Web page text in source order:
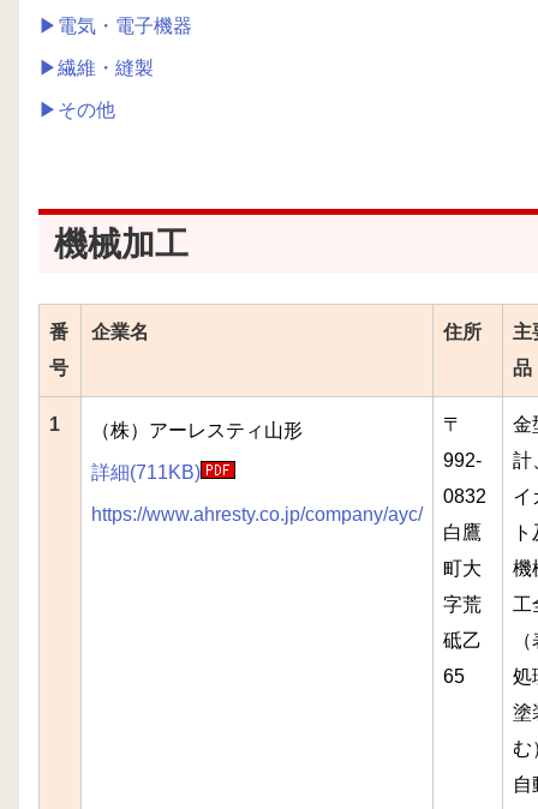
▶電気・電子機器
▶繊維・縫製
▶その他
機械加工
番
号
企業名 住所
主
品
1 （株）アーレスティ山形
詳細(711KB)
https://www.ahresty.co.jp/company/ayc/
〒
992-
0832
白鷹
町大
字荒
砥乙
65
金
計
イ
機
工
処
塗
む
自